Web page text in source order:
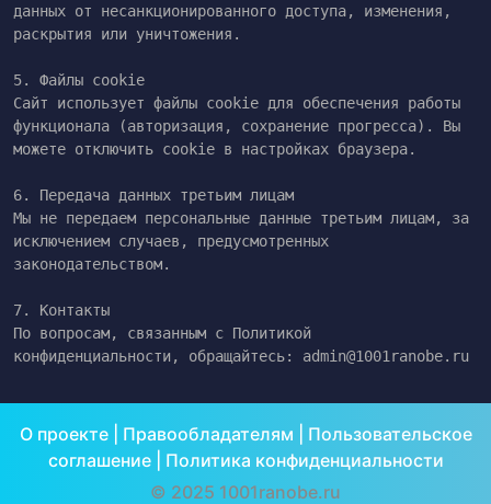
данных от несанкционированного доступа, изменения,
раскрытия или уничтожения.
5. Файлы cookie
Сайт использует файлы cookie для обеспечения работы
функционала (авторизация, сохранение прогресса). Вы
можете отключить cookie в настройках браузера.
6. Передача данных третьим лицам
Мы не передаем персональные данные третьим лицам, за
исключением случаев, предусмотренных
законодательством.
7. Контакты
По вопросам, связанным с Политикой
конфиденциальности, обращайтесь: admin@1001ranobe.ru
О проекте| Правообладателям
Пользовательское
соглашение| Политика конфиденциальности
© 2025 1001ranobe.ru